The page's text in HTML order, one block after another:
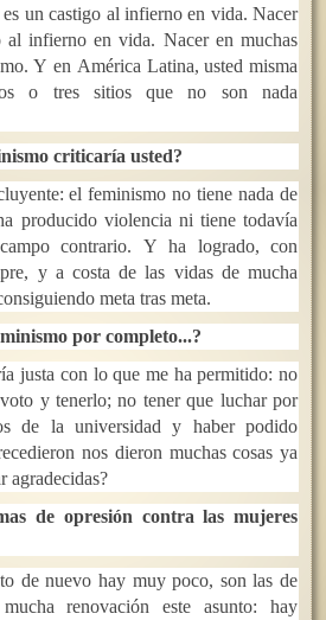
un castigo al infierno en vida. Nacer
infierno en vida. Nacer en muchas
Y en América Latina, usted misma
o tres sitios que no son nada
criticaría usted?
el feminismo no tiene nada de
producido violencia ni tiene todavía
contrario. Y ha logrado, con
y a costa de las vidas de mucha
meta tras meta.
por completo...?
justa con lo que me ha permitido: no
y tenerlo; no tener que luchar por
de la universidad y haber podido
nos dieron muchas cosas ya
agradecidas?
de opresión contra las mujeres
de nuevo hay muy poco, son las de
renovación este asunto: hay